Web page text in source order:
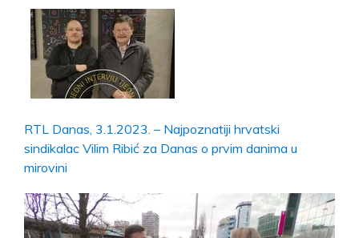
RTL Danas, 3.1.2023. – Najpoznatiji hrvatski
sindikalac Vilim Ribić za Danas o prvim danima u
mirovini